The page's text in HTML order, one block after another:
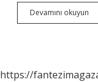
Devamını okuyun
Ne
https://